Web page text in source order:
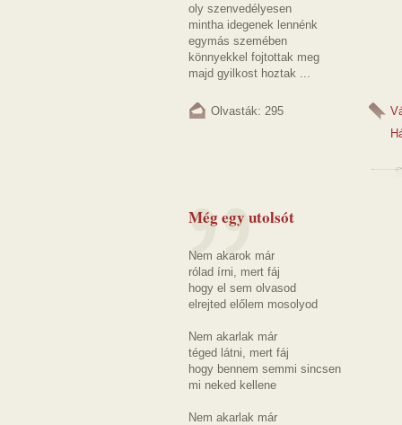
oly szenvedélyesen
mintha idegenek lennénk
egymás szemében
könnyekkel fojtottak meg
majd gyilkost hoztak ...
Olvasták: 295
Még egy utolsót
Nem akarok már
rólad írni, mert fáj
hogy el sem olvasod
elrejted előlem mosolyod
Nem akarlak már
téged látni, mert fáj
hogy bennem semmi sincsen
mi neked kellene
Nem akarlak már